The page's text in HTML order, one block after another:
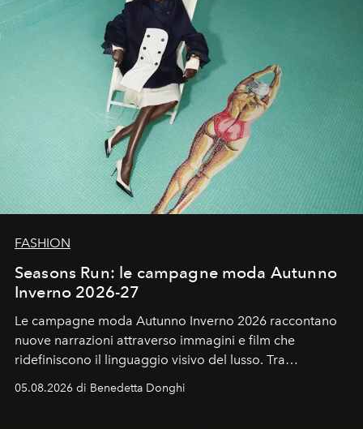
FASHION
Seasons Run: le campagne moda Autunno
Inverno 2026-27
Le campagne moda Autunno Inverno 2026 raccontano
nuove narrazioni attraverso immagini e film che
ridefiniscono il linguaggio visivo del lusso. Tra
protagonisti del cinema, volti della cultura
contemporanea e storytelling d'autore, le maison
05.08.2026 di Benedetta Donghi